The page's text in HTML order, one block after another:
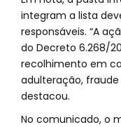
integram a lista
responsáveis. “A
do Decreto 6.268/
recolhimento em
adulteração,
destacou.
No comunicado, o